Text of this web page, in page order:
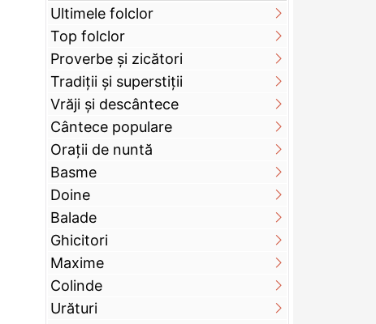
Ultimele folclor
Top folclor
Proverbe și zicători
Tradiții și superstiții
Vrăji și descântece
Cântece populare
Orații de nuntă
Basme
Doine
Balade
Ghicitori
Maxime
Colinde
Urături